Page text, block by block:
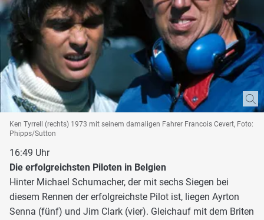
Ken Tyrrell (rechts) 1973 mit seinem damaligen Fahrer Francois Cevert, Foto:
Phipps/Sutton
16:49 Uhr
Die erfolgreichsten Piloten in Belgien
Hinter Michael Schumacher, der mit sechs Siegen bei
diesem Rennen der erfolgreichste Pilot ist, liegen Ayrton
Senna (fünf) und Jim Clark (vier). Gleichauf mit dem Briten